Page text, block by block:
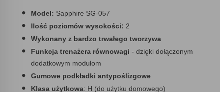
Model: Sapphire SG-057
Ilość poziomów wysokości: 2
Wykonany z bardzo trwałego tworzywa
Funkcja trenażera równowagi - dzięki dołączonym
dodatkowym modułom
Gumowe podkładki antypoślizgowe
Klasa użytkowa: H (do użytku domowego)